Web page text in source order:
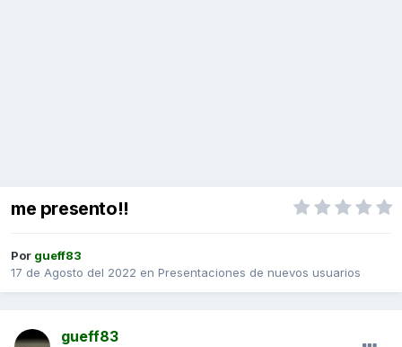
me presento!!
Por gueff83
17 de Agosto del 2022 en Presentaciones de nuevos usuarios
gueff83